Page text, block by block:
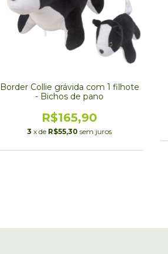
Border Collie grávida com 1 filhote
- Bichos de pano
R$165,90
3 x de R$55,30 sem juros